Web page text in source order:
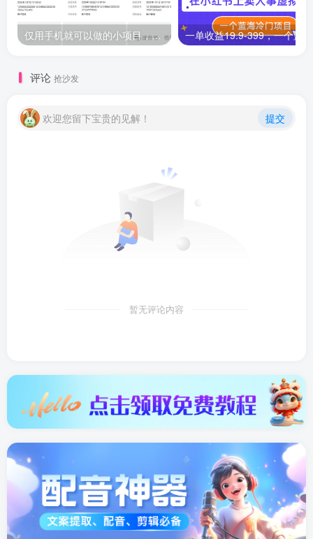
仅用手机就可以做的小项目，当天就能见钱，每天100-300
评论 抢沙发
欢迎您留下宝贵的见解！ 提交
暂无评论内容